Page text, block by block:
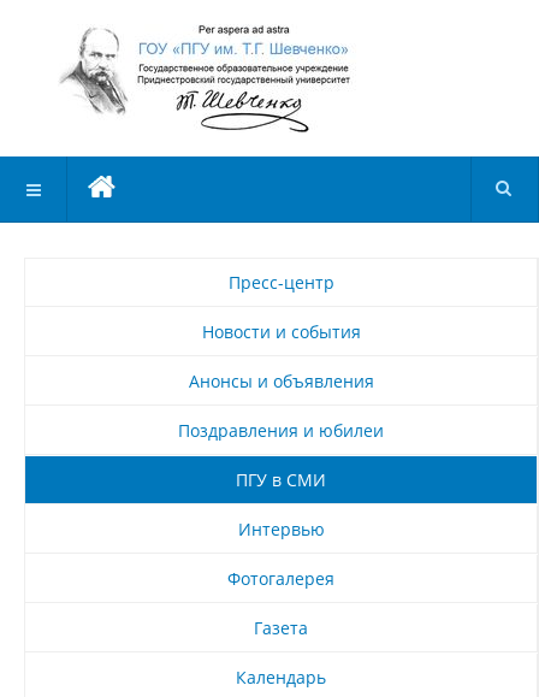
Пресс-центр
Новости и события
Анонсы и объявления
Поздравления и юбилеи
ПГУ в СМИ
Интервью
Фотогалерея
Газета
Календарь